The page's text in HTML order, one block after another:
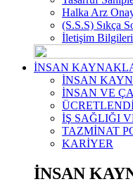
Halka Arz Onay
(S.S.S) Sıkça
İletişim Bilgileri
İNSAN
İNSAN
İNSAN VE
İŞ SAĞLIĞI
TAZMİNAT
KARİYER
İNSAN